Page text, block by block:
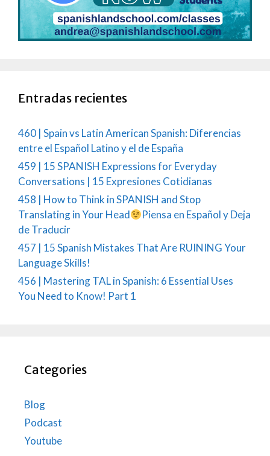
Entradas recientes
460 | Spain vs Latin American Spanish: Diferencias
entre el Español Latino y el de España
459 | 15 SPANISH Expressions for Everyday
Conversations | 15 Expresiones Cotidianas
458 | How to Think in SPANISH and Stop
Translating in Your Head
Piensa en Español y Deja
de Traducir
457 | 15 Spanish Mistakes That Are RUINING Your
Language Skills!
456 | Mastering TAL in Spanish: 6 Essential Uses
You Need to Know! Part 1
Categories
Blog
Podcast
Youtube